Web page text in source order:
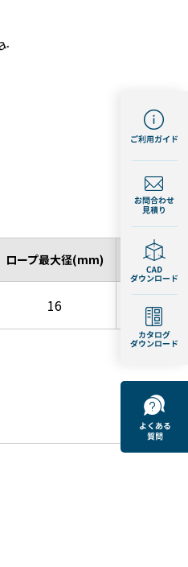
ロープ最大径(mm) d(mm)
16 13